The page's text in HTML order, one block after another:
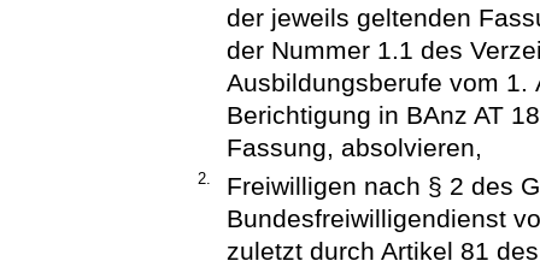
der jeweils geltenden
der Nummer 1.1 des
Ausbildungsberufe vom 1.
Berichtigung in BAnz AT
Fassung, absolvieren,
2.
Freiwilligen nach § 2 des
Bundesfreiwilligendienst
zuletzt durch Artikel 81